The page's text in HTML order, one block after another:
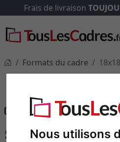
Nous utilisons
TOUJOURS8,95 € savoir
Formats du cadre
Cadres photo 18 x 18 cm